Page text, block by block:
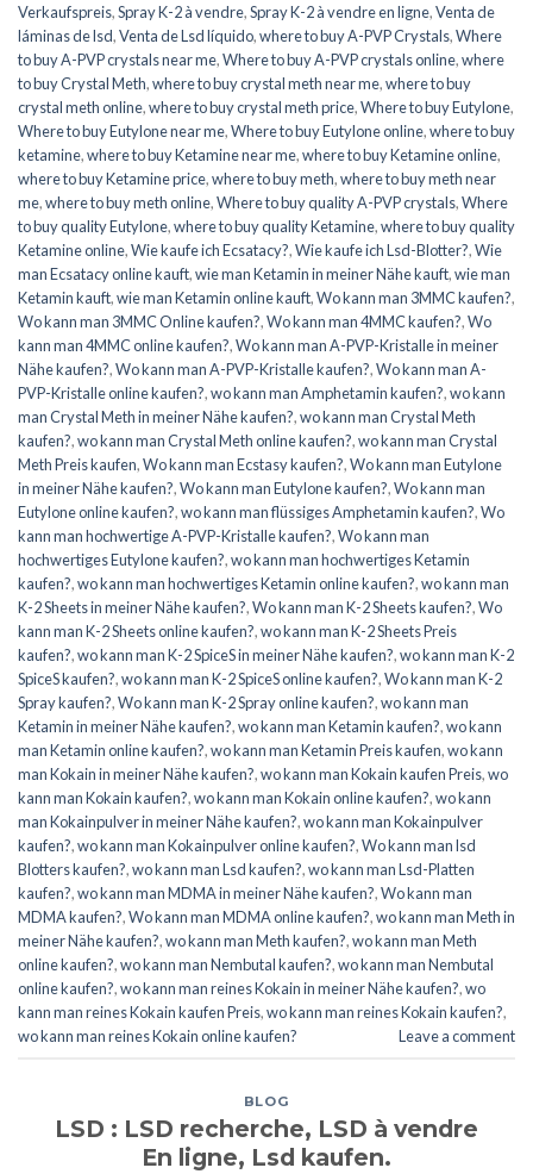
Verkaufspreis,Spray K-2 à vendre,Spray K-2 à vendre en ligne,Venta de
láminas de lsd,Venta de Lsd líquido,where to buy A-PVP Crystals,Where
to buy A-PVP crystals near me,Where to buy A-PVP crystals online,where
to buy Crystal Meth,where to buy crystal meth near me,where to buy
crystal meth online,where to buy crystal meth price,Where to buy Eutylone,
Where to buy Eutylone near me,Where to buy Eutylone online,where to buy
ketamine,where to buy Ketamine near me,where to buy Ketamine online,
where to buy Ketamine price,where to buy meth,where to buy meth near
me,where to buy meth online,Where to buy quality A-PVP crystals,Where
to buy quality Eutylone,where to buy quality Ketamine,where to buy quality
Ketamine online,Wie kaufe ich Ecsatacy?,Wie kaufe ich Lsd-Blotter?,Wie
man Ecsatacy online kauft,wie man Ketamin in meiner Nähe kauft,wie man
Ketamin kauft,wie man Ketamin online kauft,Wo kann man 3MMC kaufen?,
Wo kann man 3MMC Online kaufen?,Wo kann man 4MMC kaufen?,Wo
kann man 4MMC online kaufen?,Wo kann man A-PVP-Kristalle in meiner
Nähe kaufen?,Wo kann man A-PVP-Kristalle kaufen?,Wo kann man A-
PVP-Kristalle online kaufen?,wo kann man Amphetamin kaufen?,wo kann
man Crystal Meth in meiner Nähe kaufen?,wo kann man Crystal Meth
kaufen?,wo kann man Crystal Meth online kaufen?,wo kann man Crystal
Meth Preis kaufen,Wo kann man Ecstasy kaufen?,Wo kann man Eutylone
in meiner Nähe kaufen?,Wo kann man Eutylone kaufen?,Wo kann man
Eutylone online kaufen?,wo kann man flüssiges Amphetamin kaufen?,Wo
kann man hochwertige A-PVP-Kristalle kaufen?,Wo kann man
hochwertiges Eutylone kaufen?,wo kann man hochwertiges Ketamin
kaufen?,wo kann man hochwertiges Ketamin online kaufen?,wo kann man
K-2 Sheets in meiner Nähe kaufen?,Wo kann man K-2 Sheets kaufen?,Wo
kann man K-2 Sheets online kaufen?,wo kann man K-2 Sheets Preis
kaufen?,wo kann man K-2 SpiceS in meiner Nähe kaufen?,wo kann man K-2
SpiceS kaufen?,wo kann man K-2 SpiceS online kaufen?,Wo kann man K-2
Spray kaufen?,Wo kann man K-2 Spray online kaufen?,wo kann man
Ketamin in meiner Nähe kaufen?,wo kann man Ketamin kaufen?,wo kann
man Ketamin online kaufen?,wo kann man Ketamin Preis kaufen,wo kann
man Kokain in meiner Nähe kaufen?,wo kann man Kokain kaufen Preis,wo
kann man Kokain kaufen?,wo kann man Kokain online kaufen?,wo kann
man Kokainpulver in meiner Nähe kaufen?,wo kann man Kokainpulver
kaufen?,wo kann man Kokainpulver online kaufen?,Wo kann man lsd
Blotters kaufen?,wo kann man Lsd kaufen?,wo kann man Lsd-Platten
kaufen?,wo kann man MDMA in meiner Nähe kaufen?,Wo kann man
MDMA kaufen?,Wo kann man MDMA online kaufen?,wo kann man Meth in
meiner Nähe kaufen?,wo kann man Meth kaufen?,wo kann man Meth
online kaufen?,wo kann man Nembutal kaufen?,wo kann man Nembutal
online kaufen?,wo kann man reines Kokain in meiner Nähe kaufen?,wo
kann man reines Kokain kaufen Preis,wo kann man reines Kokain kaufen?,
wo kann man reines Kokain online kaufen?
Leave a comment
BLOG
LSD : LSD recherche, LSD à vendre
En ligne, Lsd kaufen.